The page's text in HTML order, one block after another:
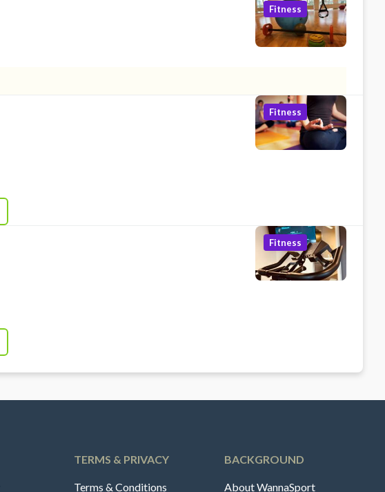
Fitness
Fitness
Fitness
TERMS & PRIVACY
Terms & Conditions
BACKGROUND
About WannaSport